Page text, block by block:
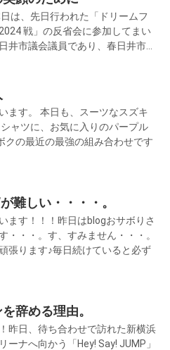
は、先日行われた「ドリームフ
戦」の反省会に参加してまい
井市議会議員であり、春日井市...
ます。 本日も、スーツなスズキ
ャツに、お気に入りのパープル
クの最近の最強の組み合わせです
難しい・・・・。
ます！！！昨日はblogおサボりさ
・・・。す、すみません・・・。
張ります♪毎日続けていると必ず
辞める理由。
昨日、待ち合わせで訪れた新横浜
ーナへ向かう「Hey! Say! JUMP」